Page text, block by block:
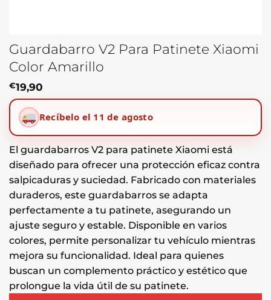
Guardabarro V2 Para Patinete Xiaomi
Color Amarillo
€19,90
Recíbelo el 11 de agosto
El guardabarros V2 para patinete Xiaomi está
diseñado para ofrecer una protección eficaz contra
salpicaduras y suciedad. Fabricado con materiales
duraderos, este guardabarros se adapta
perfectamente a tu patinete, asegurando un
ajuste seguro y estable. Disponible en varios
colores, permite personalizar tu vehículo mientras
mejora su funcionalidad. Ideal para quienes
buscan un complemento práctico y estético que
prolongue la vida útil de su patinete.